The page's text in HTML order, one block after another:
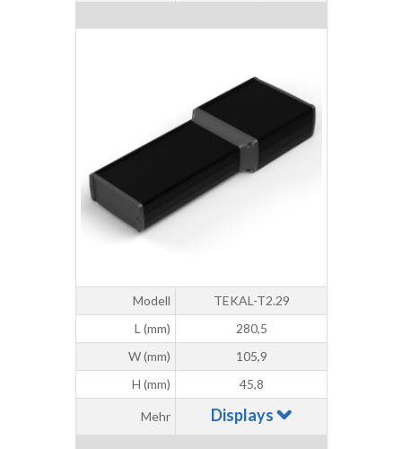
Modell
TEKAL-T2.29
L (mm)
280,5
W (mm)
105,9
H (mm)
45,8
Mehr Displays